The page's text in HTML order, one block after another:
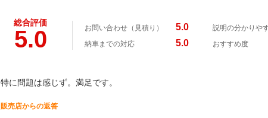
総合評価
5.0 お問い合わせ（見積り） 5.0 説明の分かりや
納車までの対応 5.0 おすすめ度
特に問題は感じず。満足です。
販売店からの返答